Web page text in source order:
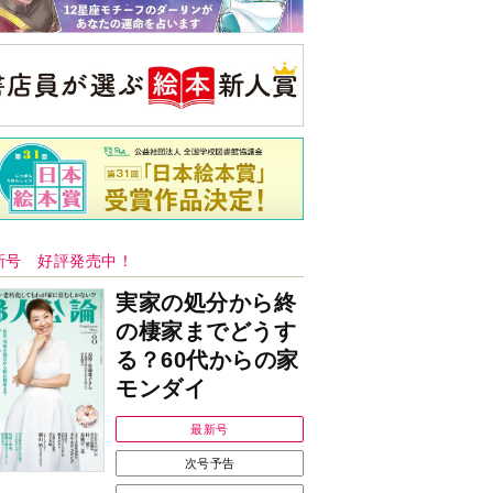
号 好評発売中！
実家の処分から終
の棲家までどうす
る？60代からの家
モンダイ
最新号
次号予告